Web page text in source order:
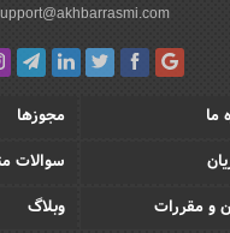
ما
مجوزها
سوالات
و مقررات
وبلاگ